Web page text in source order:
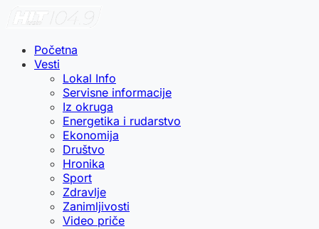
Početna
Vesti
Lokal Info
Servisne informacije
Iz okruga
Energetika i rudarstvo
Ekonomija
Društvo
Hronika
Sport
Zdravlje
Zanimljivosti
Video priče